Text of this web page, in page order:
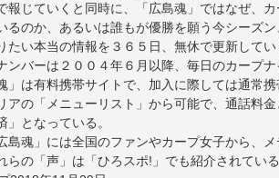
報じていくと同時に、「広島魂」ではなぜ、
るのか、あるいは誰もが優勝を願う今シーズ
たい本当の情報を３６５日、無休で更新してい
ンバーは２００４年６月以降、毎日のカープ
」は有料携帯サイトで、加入に際しては通常
アの「メニューリスト」から可能で、通話料
」となっている。
島魂」には全国のファンやカープ女子から、
らの「声」は「ひろスポ!」でも紹介されている